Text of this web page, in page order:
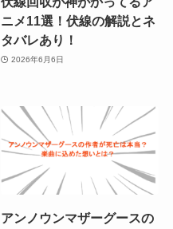
ニメ11選！伏線の解説とネ
タバレあり！
2026年6月6日
アンノウンマザーグースの